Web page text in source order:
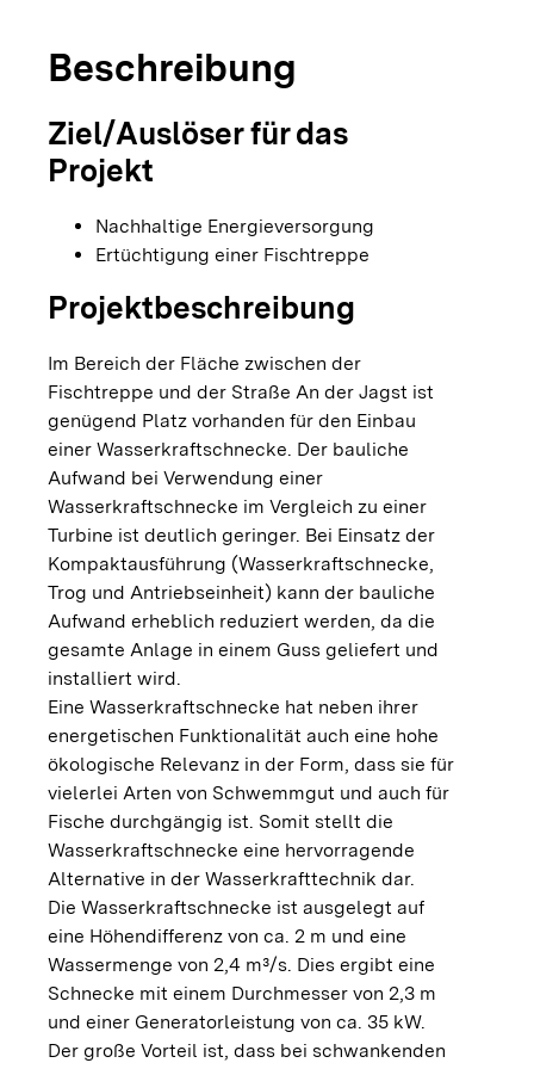
Beschreibung
Ziel/Auslöser für das
Projekt
Nachhaltige Energieversorgung
Ertüchtigung einer Fischtreppe
Projektbeschreibung
Im Bereich der Fläche zwischen der
Fischtreppe und der Straße An der Jagst ist
genügend Platz vorhanden für den Einbau
einer Wasserkraftschnecke. Der bauliche
Aufwand bei Verwendung einer
Wasserkraftschnecke im Vergleich zu einer
Turbine ist deutlich geringer. Bei Einsatz der
Kompaktausführung (Wasserkraftschnecke,
Trog und Antriebseinheit) kann der bauliche
Aufwand erheblich reduziert werden, da die
gesamte Anlage in einem Guss geliefert und
installiert wird.
Eine Wasserkraftschnecke hat neben ihrer
energetischen Funktionalität auch eine hohe
ökologische Relevanz in der Form, dass sie für
vielerlei Arten von Schwemmgut und auch für
Fische durchgängig ist. Somit stellt die
Wasserkraftschnecke eine hervorragende
Alternative in der Wasserkrafttechnik dar.
Die Wasserkraftschnecke ist ausgelegt auf
eine Höhendifferenz von ca. 2 m und eine
Wassermenge von 2,4 m³/s. Dies ergibt eine
Schnecke mit einem Durchmesser von 2,3 m
und einer Generatorleistung von ca. 35 kW.
Der große Vorteil ist, dass bei schwankenden